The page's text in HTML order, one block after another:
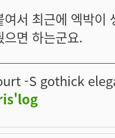
여서 최근에 엑박이
으면 하는군요.
-S gothick